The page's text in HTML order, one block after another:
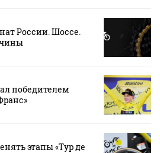
России. Шоссе.
победителем
этапы «Тур де